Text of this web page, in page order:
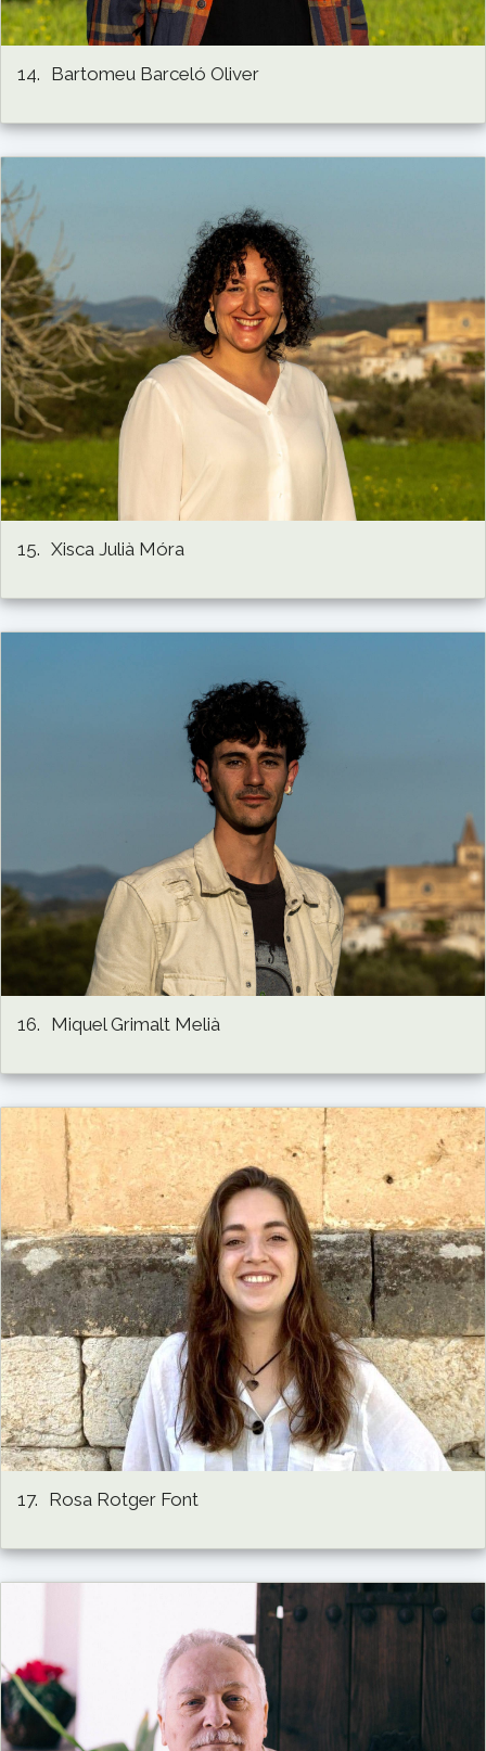
14. Bartomeu Barceló Oliver
15. Xisca Julià Móra
16. Miquel Grimalt Melià
17. Rosa Rotger Font